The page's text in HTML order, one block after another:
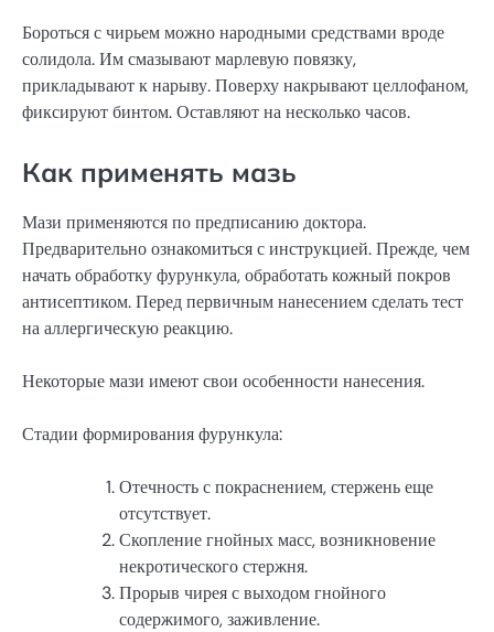
Бороться с чирьем можно народными средствами вроде
солидола. Им смазывают марлевую повязку,
прикладывают к нарыву. Поверху накрывают целлофаном,
фиксируют бинтом. Оставляют на несколько часов.
Как применять мазь
Мази применяются по предписанию доктора.
Предварительно ознакомиться с инструкцией. Прежде, чем
начать обработку фурункула, обработать кожный покров
антисептиком. Перед первичным нанесением сделать тест
на аллергическую реакцию.
Некоторые мази имеют свои особенности нанесения.
Стадии формирования фурункула:
Отечность с покраснением, стержень еще
отсутствует.
Скопление гнойных масс, возникновение
некротического стержня.
Прорыв чирея с выходом гнойного
содержимого, заживление.